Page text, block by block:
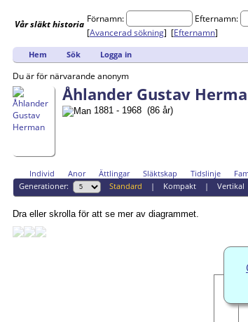
Vårsläkthistoria Förnamn:
Efternamn:
[Avancerad sökning] [Efternamn]
Hem Sök Logga in
Du är för närvarande anonym
Åhlander Gustav
1881 - 1968 (86 år)
Individ Anor Ättlingar Släktskap Tidslinje
Generationer:
Standard | Kompakt| Vertikal
Dra eller skrolla för att se mer av diagrammet.